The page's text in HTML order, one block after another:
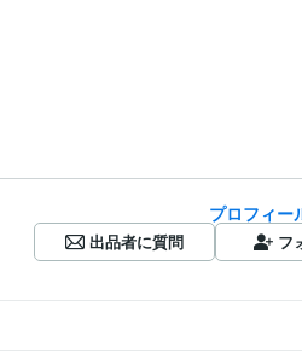
プロフィー
出品者に質問 フ